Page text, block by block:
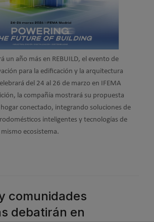
un año más en REBUILD, el evento de
para la edificación y la arquitectura
del 24 al 26 de marzo en IFEMA
la compañía mostrará su propuesta
conectado, integrando soluciones de
inteligentes y tecnologías de
ecosistema.
comunidades
debatirán en